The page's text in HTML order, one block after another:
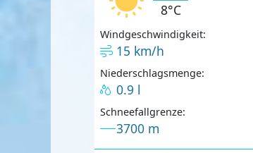
8°C
Windgeschwindigkeit:
15 km/h
Niederschlagsmenge:
0.9 l
Schneefallgrenze:
3700 m